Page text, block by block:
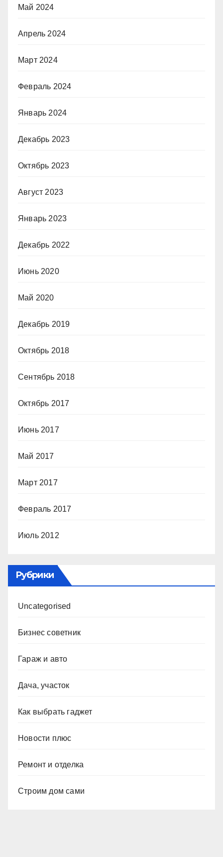
Май 2024
Апрель 2024
Март 2024
Февраль 2024
Январь 2024
Декабрь 2023
Октябрь 2023
Август 2023
Январь 2023
Декабрь 2022
Июнь 2020
Май 2020
Декабрь 2019
Октябрь 2018
Сентябрь 2018
Октябрь 2017
Июнь 2017
Май 2017
Март 2017
Февраль 2017
Июль 2012
Рубрики
Uncategorised
Бизнес советник
Гараж и авто
Дача, участок
Как выбрать гаджет
Новости плюс
Ремонт и отделка
Строим дом сами